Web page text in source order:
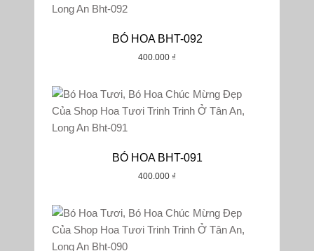
BÓ HOA BHT-092
400.000 ₫
BÓ HOA BHT-091
400.000 ₫